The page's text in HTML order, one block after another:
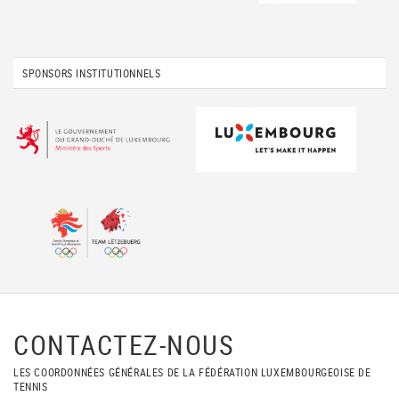
SPONSORS INSTITUTIONNELS
CONTACTEZ-NOUS
LES COORDONNÉES GÉNÉRALES DE LA FÉDÉRATION LUXEMBOURGEOISE DE
TENNIS